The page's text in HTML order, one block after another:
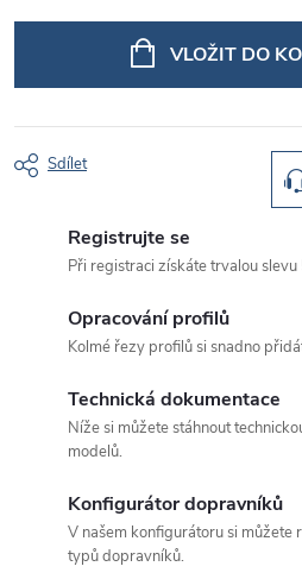
VLOŽIT DO
Sdílet
Registrujte se
Při registraci získáte trvalou
Opracování profilů
Kolmé řezy profilů si snadno
Technická dokumentace
Níže si můžete stáhnout
modelů.
Konfigurátor dopravníků
V našem konfigurátoru si můžete
typů dopravníků.